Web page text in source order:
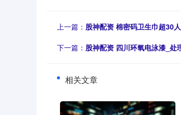
上一篇： 股神配资 棉密码卫生巾超30
下一篇： 股神配资 四川环氧电泳漆_处
相关文章